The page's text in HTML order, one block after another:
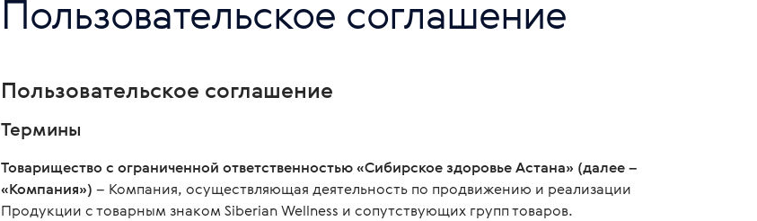
Пользовательское соглашение
Пользовательское соглашение
Термины
Товарищество с ограниченной ответственностью «Сибирское здоровье Астана» (далее –
«Компания») – Компания, осуществляющая деятельность по продвижению и реализации
Продукции с товарным знаком Siberian Wellness и сопутствующих групп товаров.